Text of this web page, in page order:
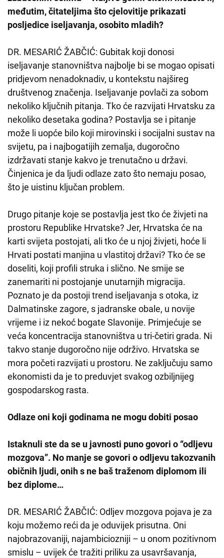
međutim, čitateljima što cjelovitije prikazati
posljedice iseljavanja, osobito mladih?
DR. MESARIĆ ŽABČIĆ: Gubitak koji donosi
iseljavanje stanovništva najbolje bi se mogao opisati
pridjevom nenadoknadiv, u kontekstu najšireg
društvenog značenja. Iseljavanje povlači za sobom
nekoliko ključnih pitanja. Tko će razvijati Hrvatsku za
nekoliko desetaka godina? Postavlja se i pitanje
može li uopće bilo koji mirovinski i socijalni sustav na
svijetu, pa i najbogatijih zemalja, dugoročno
izdržavati stanje kakvo je trenutačno u državi.
Činjenica je da ljudi odlaze zato što nemaju posao,
što je uistinu ključan problem.
Drugo pitanje koje se postavlja jest tko će živjeti na
prostoru Republike Hrvatske? Jer, Hrvatska će na
karti svijeta postojati, ali tko će u njoj živjeti, hoće li
Hrvati postati manjina u vlastitoj državi? Tko će se
doseliti, koji profili struka i slično. Ne smije se
zanemariti ni postojanje unutarnjih migracija.
Poznato je da postoji trend iseljavanja s otoka, iz
Dalmatinske zagore, s jadranske obale, u novije
vrijeme i iz nekoć bogate Slavonije. Primjećuje se
veća koncentracija stanovništva u tri-četiri grada. Ni
takvo stanje dugoročno nije održivo. Hrvatska se
mora početi razvijati u prostoru. Ne zaključuju samo
ekonomisti da je to preduvjet svakog ozbiljnijeg
gospodarskog rasta.
Odlaze oni koji godinama ne mogu dobiti posao
Istaknuli ste da se u javnosti puno govori o “odljevu
mozgova”. No manje se govori o odljevu takozvanih
običnih ljudi, onih s ne baš traženom diplomom ili
bez diplome…
DR. MESARIĆ ŽABČIĆ: Odljev mozgova pojava je za
koju možemo reći da je oduvijek prisutna. Oni
najobrazovaniji, najambiciozniji – u onom pozitivnom
smislu – uvijek će tražiti priliku za usavršavanja,